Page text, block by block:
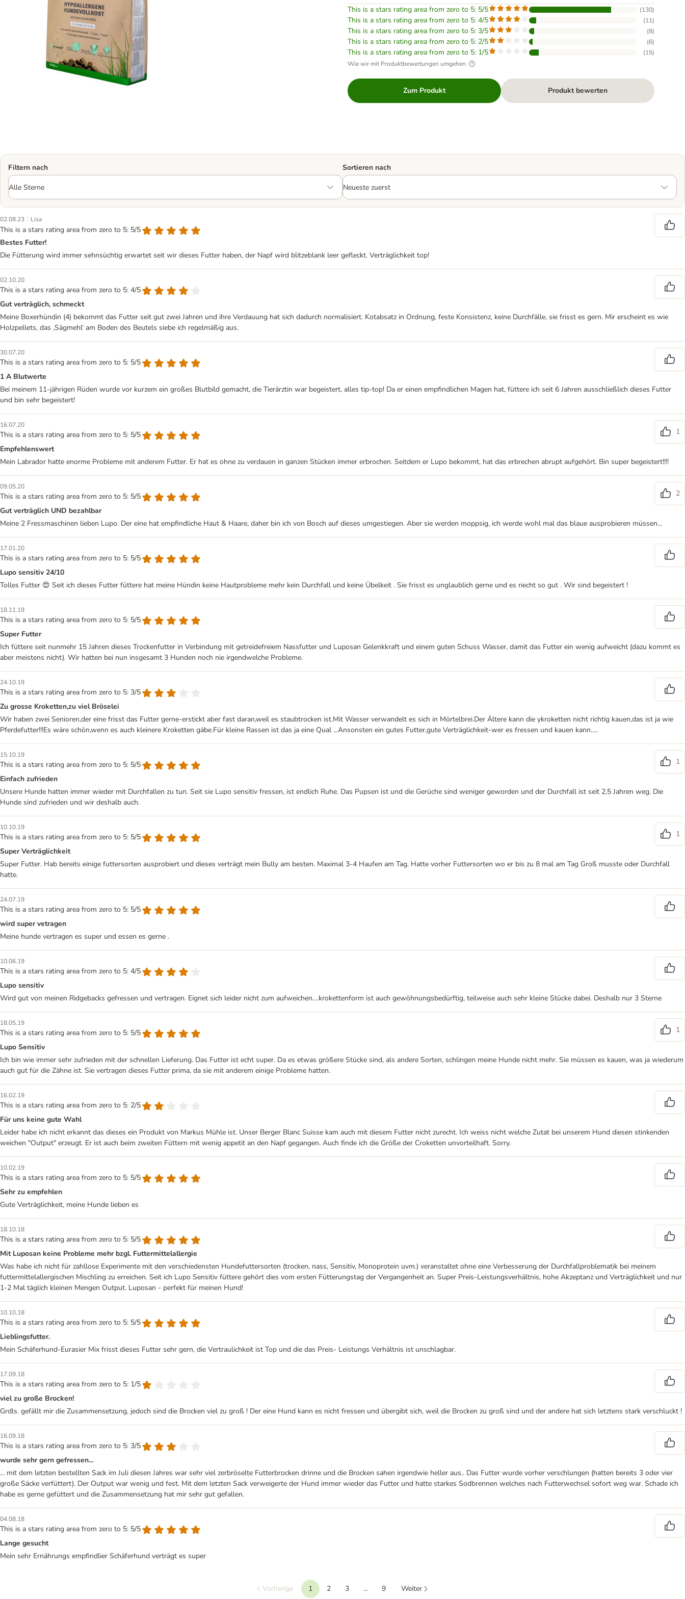
This is a stars rating area from zero to 5: 5/5
(130)
This is a stars rating area from zero to 5: 4/5 (11)
This is a stars rating area from zero to 5: 3/5 (8)
This is a stars rating area from zero to 5: 2/5 (6)
This is a stars rating area from zero to 5: 1/5 (15)
Wie wir mit Produktbewertungen umgehen
Zum Produkt Produkt bewerten
Filtern nach Sortieren nach
02.08.23 | Lisa
This is a stars rating area from zero to 5: 5/5
Bestes Futter!
Die Fütterung wird immer sehnsüchtig erwartet seit wir dieses Futter haben, der Napf wird blitzeblank leer gefleckt. Verträglichkeit top!
02.10.20
This is a stars rating area from zero to 5: 4/5
Gut verträglich, schmeckt
Meine Boxerhündin (4) bekommt das Futter seit gut zwei Jahren und ihre Verdauung hat sich dadurch normalisiert. Kotabsatz in Ordnung, feste Konsistenz, keine Durchfälle, sie frisst es gern. Mir erscheint es wie
Holzpellets, das ‚Sägmehl‘ am Boden des Beutels siebe ich regelmäßig aus.
30.07.20
This is a stars rating area from zero to 5: 5/5
1 A Blutwerte
Bei meinem 11-jährigen Rüden wurde vor kurzem ein großes Blutbild gemacht, die Tierärztin war begeistert, alles tip-top! Da er einen empfindlichen Magen hat, füttere ich seit 6 Jahren ausschließlich dieses Futter
und bin sehr begeistert!
16.07.20
This is a stars rating area from zero to 5: 5/5
1
Empfehlenswert
Mein Labrador hatte enorme Probleme mit anderem Futter. Er hat es ohne zu verdauen in ganzen Stücken immer erbrochen. Seitdem er Lupo bekommt, hat das erbrechen abrupt aufgehört. Bin super begeistert!!!!
09.05.20
This is a stars rating area from zero to 5: 5/5
2
Gut verträglich UND bezahlbar
Meine 2 Fressmaschinen lieben Lupo. Der eine hat empfindliche Haut & Haare, daher bin ich von Bosch auf dieses umgestiegen. Aber sie werden moppsig, ich werde wohl mal das blaue ausprobieren müssen...
17.01.20
This is a stars rating area from zero to 5: 5/5
Lupo sensitiv 24/10
Tolles Futter 😍 Seit ich dieses Futter füttere hat meine Hündin keine Hautprobleme mehr kein Durchfall und keine Übelkeit . Sie frisst es unglaublich gerne und es riecht so gut . Wir sind begeistert !
18.11.19
This is a stars rating area from zero to 5: 5/5
Super Futter
Ich füttere seit nunmehr 15 Jahren dieses Trockenfutter in Verbindung mit getreidefreiem Nassfutter und Luposan Gelenkkraft und einem guten Schuss Wasser, damit das Futter ein wenig aufweicht (dazu kommt es
aber meistens nicht). Wir hatten bei nun insgesamt 3 Hunden noch nie irgendwelche Probleme.
24.10.19
This is a stars rating area from zero to 5: 3/5
Zu grosse Kroketten,zu viel Bröselei
Wir haben zwei Senioren,der eine frisst das Futter gerne-erstickt aber fast daran,weil es staubtrocken ist.Mit Wasser verwandelt es sich in Mörtelbrei.Der Ältere kann die ykroketten nicht richtig kauen,das ist ja wie
Pferdefutter!!!Es wäre schön,wenn es auch kleinere Kroketten gäbe.Für kleine Rassen ist das ja eine Qual ...Ansonsten ein gutes Futter,gute Verträglichkeit-wer es fressen und kauen kann.....
15.10.19
This is a stars rating area from zero to 5: 5/5
1
Einfach zufrieden
Unsere Hunde hatten immer wieder mit Durchfallen zu tun. Seit sie Lupo sensitiv fressen, ist endlich Ruhe. Das Pupsen ist und die Gerüche sind weniger geworden und der Durchfall ist seit 2,5 Jahren weg. Die
Hunde sind zufrieden und wir deshalb auch.
10.10.19
This is a stars rating area from zero to 5: 5/5
1
Super Verträglichkeit
Super Futter. Hab bereits einige futtersorten ausprobiert und dieses verträgt mein Bully am besten. Maximal 3-4 Haufen am Tag. Hatte vorher Futtersorten wo er bis zu 8 mal am Tag Groß musste oder Durchfall
hatte.
24.07.19
This is a stars rating area from zero to 5: 5/5
wird super vetragen
Meine hunde vertragen es super und essen es gerne .
10.06.19
This is a stars rating area from zero to 5: 4/5
Lupo sensitiv
Wird gut von meinen Ridgebacks gefressen und vertragen. Eignet sich leider nicht zum aufweichen....krokettenform ist auch gewöhnungsbedürftig, teilweise auch sehr kleine Stücke dabei. Deshalb nur 3 Sterne
18.05.19
This is a stars rating area from zero to 5: 5/5
1
Lupo Sensitiv
Ich bin wie immer sehr zufrieden mit der schnellen Lieferung. Das Futter ist echt super. Da es etwas größere Stücke sind, als andere Sorten, schlingen meine Hunde nicht mehr. Sie müssen es kauen, was ja wiederum
auch gut für die Zähne ist. Sie vertragen dieses Futter prima, da sie mit anderem einige Probleme hatten.
16.02.19
This is a stars rating area from zero to 5: 2/5
Für uns keine gute Wahl
Leider habe ich nicht erkannt das dieses ein Produkt von Markus Mühle ist. Unser Berger Blanc Suisse kam auch mit diesem Futter nicht zurecht. Ich weiss nicht welche Zutat bei unserem Hund diesen stinkenden
weichen "Output" erzeugt. Er ist auch beim zweiten Füttern mit wenig appetit an den Napf gegangen. Auch finde ich die Größe der Croketten unvorteilhaft. Sorry.
10.02.19
This is a stars rating area from zero to 5: 5/5
Sehr zu empfehlen
Gute Verträglichkeit, meine Hunde lieben es
18.10.18
This is a stars rating area from zero to 5: 5/5
Mit Luposan keine Probleme mehr bzgl. Futtermittelallergie
Was habe ich nicht für zahllose Experimente mit den verschiedensten Hundefuttersorten (trocken, nass, Sensitiv, Monoprotein uvm.) veranstaltet ohne eine Verbesserung der Durchfallproblematik bei meinem
futtermittelallergischen Mischling zu erreichen. Seit ich Lupo Sensitiv füttere gehört dies vom ersten Fütterungstag der Vergangenheit an. Super Preis-Leistungsverhältnis, hohe Akzeptanz und Verträglichkeit und nur
1-2 Mal täglich kleinen Mengen Output. Luposan - perfekt für meinen Hund!
10.10.18
This is a stars rating area from zero to 5: 5/5
Lieblingsfutter.
Mein Schäferhund-Eurasier Mix frisst dieses Futter sehr gern, die Vertraulichkeit ist Top und die das Preis- Leistungs Verhältnis ist unschlagbar.
17.09.18
This is a stars rating area from zero to 5: 1/5
viel zu große Brocken!
Grdls. gefällt mir die Zusammensetzung, jedoch sind die Brocken viel zu groß ! Der eine Hund kann es nicht fressen und übergibt sich, weil die Brocken zu groß sind und der andere hat sich letztens stark verschluckt !
16.09.18
This is a stars rating area from zero to 5: 3/5
wurde sehr gern gefressen...
... mit dem letzten bestellten Sack im Juli diesen Jahres war sehr viel zerbröselte Futterbrocken drinne und die Brocken sahen irgendwie heller aus.. Das Futter wurde vorher verschlungen (hatten bereits 3 oder vier
große Säcke verfüttert). Der Output war wenig und fest. Mit dem letzten Sack verweigerte der Hund immer wieder das Futter und hatte starkes Sodbrennen welches nach Futterwechsel sofort weg war. Schade ich
habe es gerne gefüttert und die Zusammensetzung hat mir sehr gut gefallen.
04.08.18
This is a stars rating area from zero to 5: 5/5
Lange gesucht
Mein sehr Ernährungs empfindlier Schäferhund verträgt es super
Vorherige 1 2 3 ... 9 Weiter